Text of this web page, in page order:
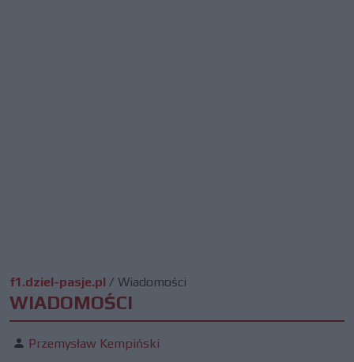
f1.dziel-pasje.pl / Wiadomości
WIADOMOŚCI
Przemysław Kempiński